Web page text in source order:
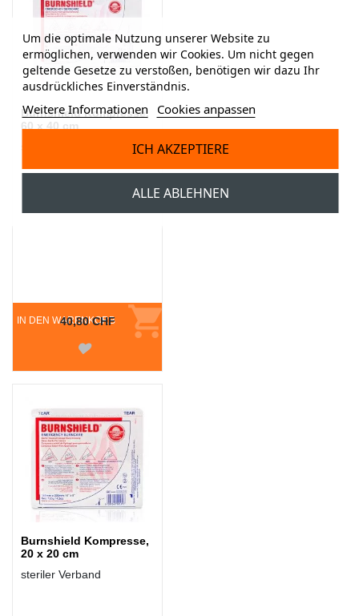
Burnshield Kompresse,
60 x 40 cm
IN DEN WARENKORB
40,80 CHF
Burnshield Kompresse,
20 x 20 cm
steriler Verband
Um die optimale Nutzung unserer Website zu
ermöglichen, verwenden wir Cookies. Um nicht gegen
geltende Gesetze zu verstoßen, benötigen wir dazu Ihr
ausdrückliches Einverständnis.
Weitere Informationen Cookies anpassen
ALLE ABLEHNEN
ICH AKZEPTIERE